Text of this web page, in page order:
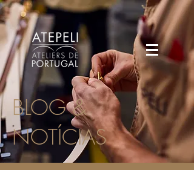
BLOG &
NOTÍCIAS